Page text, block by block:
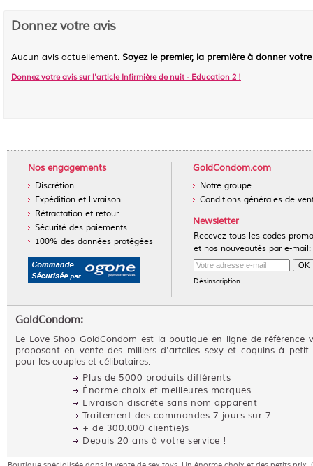
Donnez votre avis
Aucun avis actuellement. Soyez le premier, la première à donner
Donnez votre avis sur l'article Infirmière de nuit - Education 2 !
Nos engagements
Discrétion
Expédition et livraison
Rétractation et retour
Sécurité des paiements
100% des données protégées
GoldCondom.com
Notre groupe
Conditions générales de
Newsletter
Recevez tous les codes
et nos nouveautés par e-mail:
Désinscription
GoldCondom:
Le Love Shop GoldCondom est la boutique en ligne de référence
proposant en vente des milliers d'artciles sexy et coquins à petit
pour les couples et célibataires.
Plus de 5000 produits différents
Énorme choix et meilleures marques
Livraison discrète sans nom apparent
Traitement des commandes 7 jours sur 7
+ de 300.000 client(e)s
Depuis 20 ans à votre service !